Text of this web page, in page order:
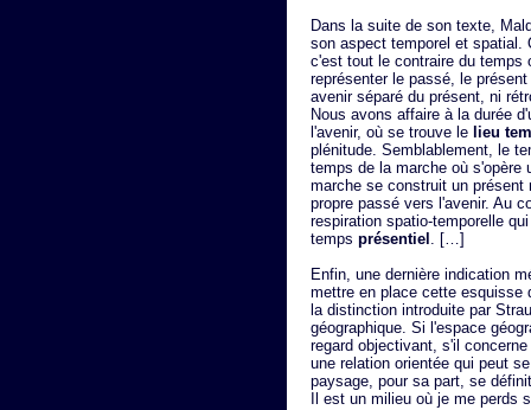
Dans la suite de son texte,
son aspect temporel et spatial.
c'est tout le contraire du temps
représenter le passé, le
avenir séparé du présent, ni
Nous avons affaire à la durée
l'avenir, où se trouve le lieu
plénitude. Semblablement, le
temps de la marche où s'opère
marche se construit un
propre passé vers l'avenir. Au
respiration spatio-temporelle
temps présentiel . […]
Enfin, une dernière indication
mettre en place cette esquisse
la distinction introduite par
géographique. Si l'espace
regard objectivant, s'il
une relation orientée qui peut
paysage, pour sa part, se
Il est un milieu où je me perds